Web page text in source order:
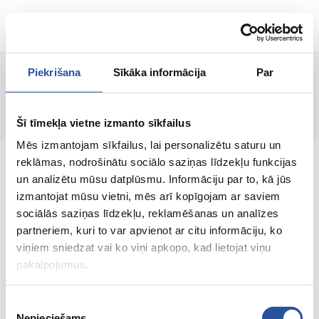
Piekrišana Sīkāka informācija Par
Šī tīmekļa vietne izmanto sīkfailus
Mēs izmantojam sīkfailus, lai personalizētu saturu un
reklāmas, nodrošinātu sociālo saziņas līdzekļu funkcijas
un analizētu mūsu datplūsmu. Informāciju par to, kā jūs
izmantojat mūsu vietni, mēs arī kopīgojam ar saviem
sociālās saziņas līdzekļu, reklamēšanas un analīzes
partneriem, kuri to var apvienot ar citu informāciju, ko
viņiem sniedzat vai ko viņi apkopo, kad lietojat viņu
pakalpojumus.
ET
Lehte ei leitud!
Veebipoodi soodsate hindade ja kvaliteetsete
toodetega, kus kliendi rahulolu on meie
peamine väärtus.
Koik sinu kodu ja aia jaoks!